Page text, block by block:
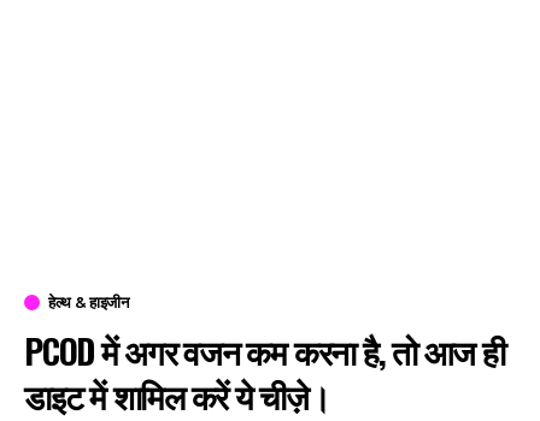
हेल्थ & हाइजीन
PCOD में अगर वजन कम करना है, तो आज ही
डाइट में शामिल करें ये चीज़े।